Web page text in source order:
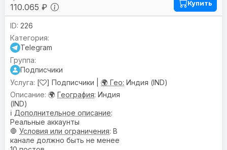
110.065 ₽ Купить
226
Telegram
Подписчики
[
] Подписчики | 🌍 Гео: Индия (IND)
🌍 География: Индия
(IND)
ℹ️ Дополнительное описание:
Реальные аккаунты
🛑 Условия или ограничения: В
канале должно быть не менее